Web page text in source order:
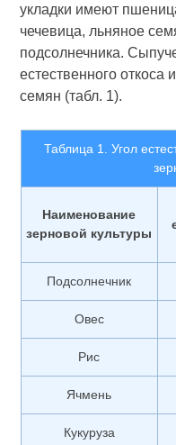
укладки имеют
чечевица, льняное
подсолнечника.
естественного
семян (табл. 1).
Таблица 1. Угол
Наименование
зерновой культуры
Подсолнечник
Овес
Рис
Ячмень
Кукуруза